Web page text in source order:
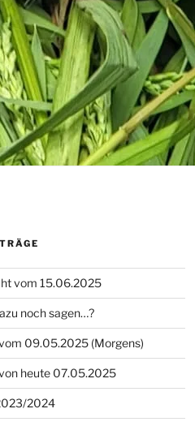
vom 15.06.2025
noch sagen…?
09.05.2025 (Morgens)
heute 07.05.2025
2024